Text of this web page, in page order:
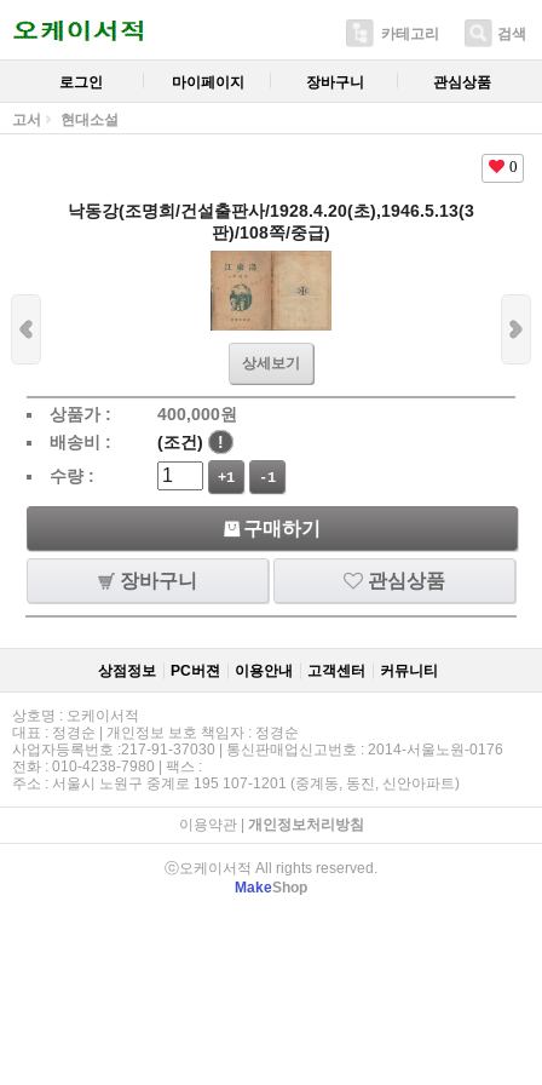
카테고리 검색
로그인 마이페이지 장바구니 관심상품
고서 현대소설
0
낙동강(조명희/건설출판사/1928.4.20(초),1946.5.13(3
판)/108쪽/중급)
상세보기
상품가 : 400,000원
배송비 :
(조건)
!
수량 :
+1 -1
구매하기
장바구니 관심상품
상점정보 PC버젼 이용안내 고객센터 커뮤니티
상호명 : 오케이서적
대표 : 정경순 | 개인정보 보호 책임자 : 정경순
사업자등록번호 :217-91-37030 | 통신판매업신고번호 : 2014-서울노원-0176
전화 : 010-4238-7980 | 팩스 :
주소 : 서울시 노원구 중계로 195 107-1201 (중계동, 동진, 신안아파트)
이용약관| 개인정보처리방침
ⓒ오케이서적 All rights reserved.
MakeShop